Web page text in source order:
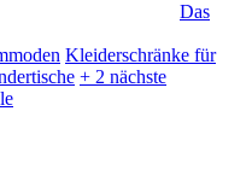
Das
Kleiderschränke für
+ 2 nächste